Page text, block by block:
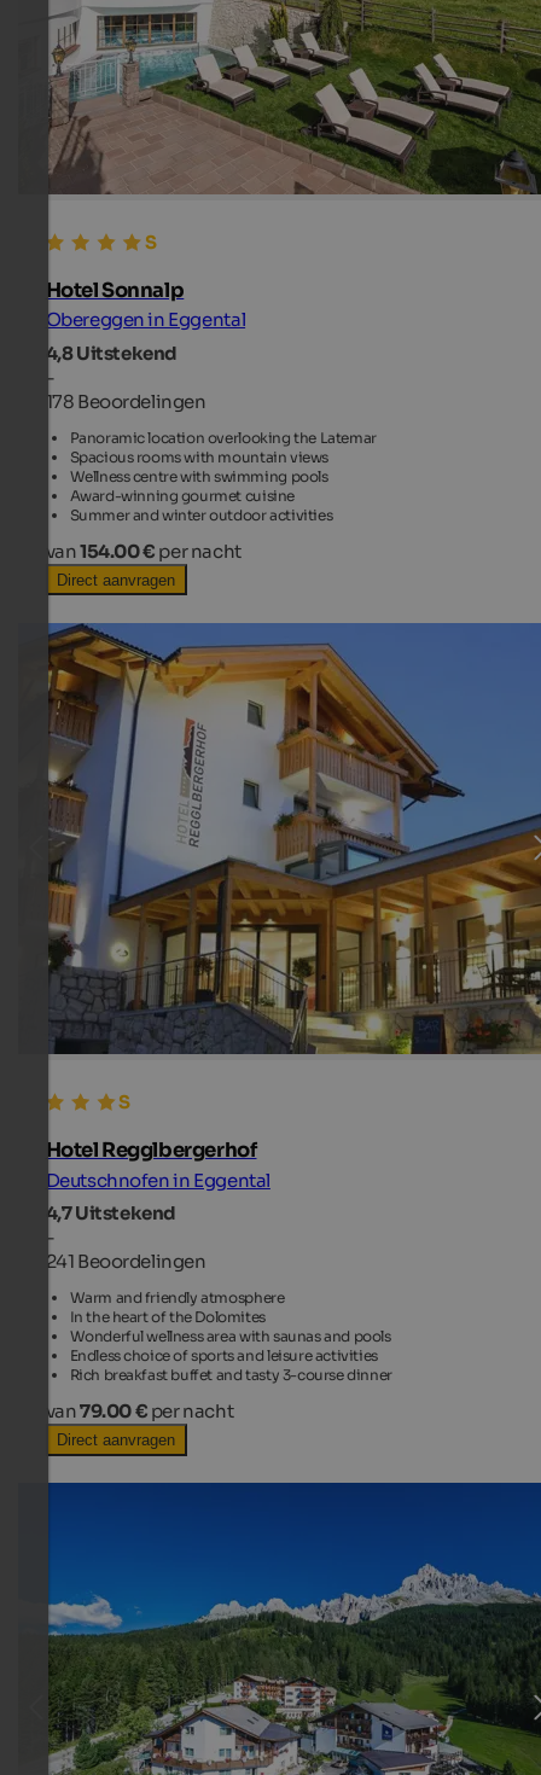
Hotel Sonnalp
Obereggen in Eggental
4,8Uitstekend
-
178 Beoordelingen
Panoramic location overlooking the Latemar
Spacious rooms with mountain views
Wellness centre with swimming pools
Award-winning gourmet cuisine
Summer and winter outdoor activities
van154.00 € per nacht
Direct aanvragen
Hotel Regglbergerhof
Deutschnofen in Eggental
4,7Uitstekend
-
241 Beoordelingen
Warm and friendly atmosphere
In the heart of the Dolomites
Wonderful wellness area with saunas and pools
Endless choice of sports and leisure activities
Rich breakfast buffet and tasty 3-course dinner
van79.00 € per nacht
Direct aanvragen